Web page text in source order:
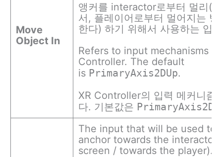
Move
Object In
앵커를 interactor로부터 멀리(
서, 플레이어로부터 멀어지는
한다) 하기 위해서 사용하는 입
Refers to input mechanisms
Controller. The default
is PrimaryAxis2DUp.
XR Controller의 입력 메커니즘
다. 기본값은
The input that will be used to
anchor towards the interactor
screen / towards the player).